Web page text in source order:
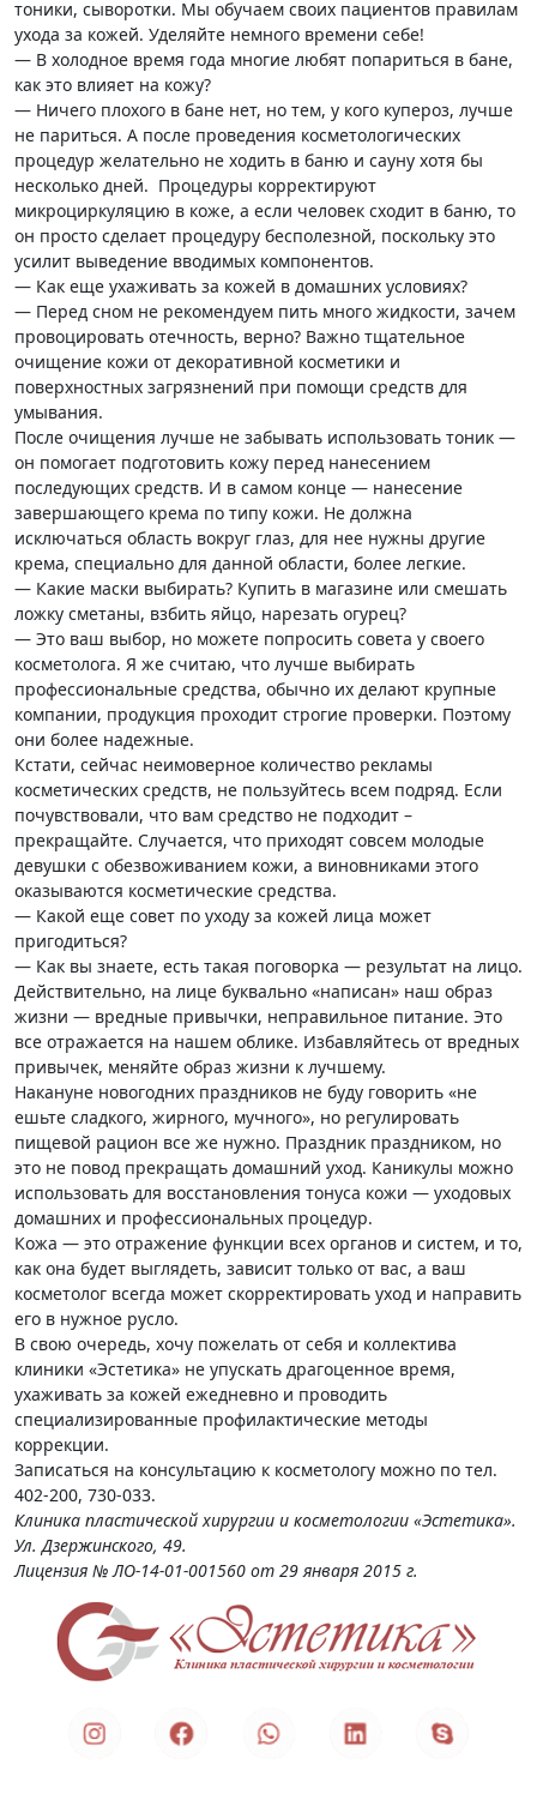
тоники, сыворотки. Мы обучаем своих пациентов правилам
ухода за кожей. Уделяйте немного времени себе!
— В холодное время года многие любят попариться в бане,
как это влияет на кожу?
— Ничего плохого в бане нет, но тем, у кого купероз, лучше
не париться. А после проведения косметологических
процедур желательно не ходить в баню и сауну хотя бы
несколько дней. Процедуры корректируют
микроциркуляцию в коже, а если человек сходит в баню, то
он просто сделает процедуру бесполезной, поскольку это
усилит выведение вводимых компонентов.
— Как еще ухаживать за кожей в домашних условиях?
— Перед сном не рекомендуем пить много жидкости, зачем
провоцировать отечность, верно? Важно тщательное
очищение кожи от декоративной косметики и
поверхностных загрязнений при помощи средств для
умывания.
После очищения лучше не забывать использовать тоник —
он помогает подготовить кожу перед нанесением
последующих средств. И в самом конце — нанесение
завершающего крема по типу кожи. Не должна
исключаться область вокруг глаз, для нее нужны другие
крема, специально для данной области, более легкие.
— Какие маски выбирать? Купить в магазине или смешать
ложку сметаны, взбить яйцо, нарезать огурец?
— Это ваш выбор, но можете попросить совета у своего
косметолога. Я же считаю, что лучше выбирать
профессиональные средства, обычно их делают крупные
компании, продукция проходит строгие проверки. Поэтому
они более надежные.
Кстати, сейчас неимоверное количество рекламы
косметических средств, не пользуйтесь всем подряд. Если
почувствовали, что вам средство не подходит –
прекращайте. Случается, что приходят совсем молодые
девушки с обезвоживанием кожи, а виновниками этого
оказываются косметические средства.
— Какой еще совет по уходу за кожей лица может
пригодиться?
— Как вы знаете, есть такая поговорка — результат на лицо.
Действительно, на лице буквально «написан» наш образ
жизни — вредные привычки, неправильное питание. Это
все отражается на нашем облике. Избавляйтесь от вредных
привычек, меняйте образ жизни к лучшему.
Накануне новогодних праздников не буду говорить «не
ешьте сладкого, жирного, мучного», но регулировать
пищевой рацион все же нужно. Праздник праздником, но
это не повод прекращать домашний уход. Каникулы можно
использовать для восстановления тонуса кожи — уходовых
домашних и профессиональных процедур.
Кожа — это отражение функции всех органов и систем, и то,
как она будет выглядеть, зависит только от вас, а ваш
косметолог всегда может скорректировать уход и направить
его в нужное русло.
В свою очередь, хочу пожелать от себя и коллектива
клиники «Эстетика» не упускать драгоценное время,
ухаживать за кожей ежедневно и проводить
специализированные профилактические методы
коррекции.
Записаться на консультацию к косметологу можно по тел.
402-200, 730-033.
Клиника пластической хирургии и косметологии «Эстетика».
Ул. Дзержинского, 49.
Лицензия № ЛО-14-01-001560 от 29 января 2015 г.